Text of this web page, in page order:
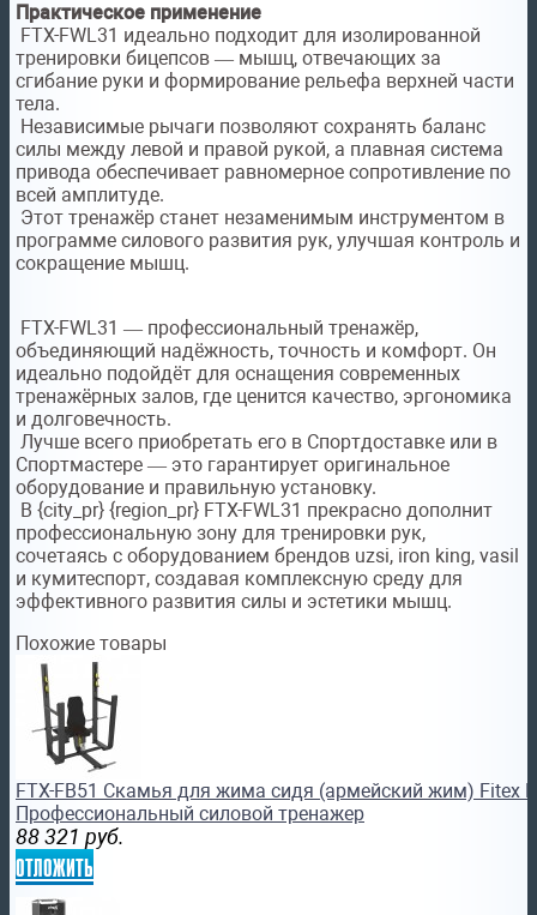
Практическое применение
FTX-FWL31 идеально подходит для изолированной
тренировки бицепсов — мышц, отвечающих за
сгибание руки и формирование рельефа верхней части
тела.
Независимые рычаги позволяют сохранять баланс
силы между левой и правой рукой, а плавная система
привода обеспечивает равномерное сопротивление по
всей амплитуде.
Этот тренажёр станет незаменимым инструментом в
программе силового развития рук, улучшая контроль и
сокращение мышц.
FTX-FWL31 — профессиональный тренажёр,
объединяющий надёжность, точность и комфорт. Он
идеально подойдёт для оснащения современных
тренажёрных залов, где ценится качество, эргономика
и долговечность.
Лучше всего приобретать его в Спортдоставке или в
Спортмастере — это гарантирует оригинальное
оборудование и правильную установку.
В {city_pr} {region_pr} FTX-FWL31 прекрасно дополнит
профессиональную зону для тренировки рук,
сочетаясь с оборудованием брендов uzsi, iron king, vasil
и кумитеспорт, создавая комплексную среду для
эффективного развития силы и эстетики мышц.
Похожие товары
FTX-FB51 Скамья для жима сидя (армейский жим) Fitex
Профессиональный силовой тренажер
88 321 руб.
отложить